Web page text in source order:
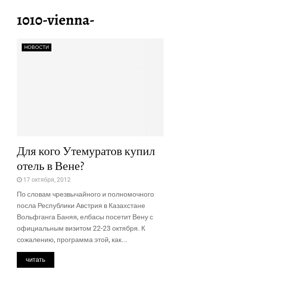
1010-vienna-
НОВОСТИ
Для кого Утемуратов купил
отель в Вене?
17 октября, 2012
По словам чрезвычайного и полномочного
посла Республики Австрия в Казахстане
Вольфганга Баняя, елбасы посетит Вену с
официальным визитом 22-23 октября. К
сожалению, программа этой, как...
читать